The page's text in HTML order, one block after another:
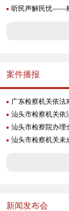
听民声解民忧——林
案件播报
广东检察机关依
汕头市检察机关依
汕头市检察院办理
汕头市检察机关未
新闻发布会